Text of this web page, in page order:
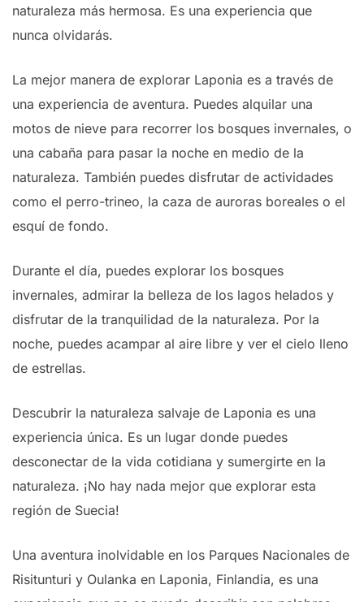
naturaleza más hermosa. Es una experiencia que
nunca olvidarás.
La mejor manera de explorar Laponia es a través de
una experiencia de aventura. Puedes alquilar una
motos de nieve para recorrer los bosques invernales, o
una cabaña para pasar la noche en medio de la
naturaleza. También puedes disfrutar de actividades
como el perro-trineo, la caza de auroras boreales o el
esquí de fondo.
Durante el día, puedes explorar los bosques
invernales, admirar la belleza de los lagos helados y
disfrutar de la tranquilidad de la naturaleza. Por la
noche, puedes acampar al aire libre y ver el cielo lleno
de estrellas.
Descubrir la naturaleza salvaje de Laponia es una
experiencia única. Es un lugar donde puedes
desconectar de la vida cotidiana y sumergirte en la
naturaleza. ¡No hay nada mejor que explorar esta
región de Suecia!
Una aventura inolvidable en los Parques Nacionales de
Risitunturi y Oulanka en Laponia, Finlandia, es una